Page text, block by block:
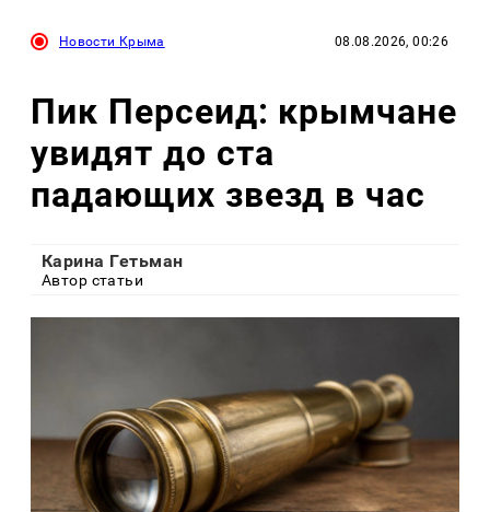
Новости Крыма 08.08.2026, 00:26
Пик Персеид: крымчане
увидят до ста
падающих звезд в час
Карина Гетьман
Автор статьи